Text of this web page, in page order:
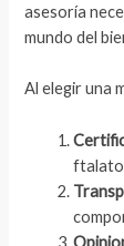
asesoría
mundo del
Al elegir una